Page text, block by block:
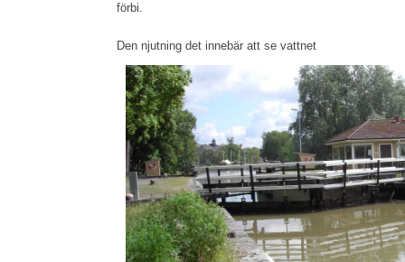
förbi.
Den njutning det innebär att se vattnet